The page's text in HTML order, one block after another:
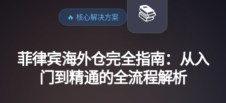
🔥 核心解决方案 📚
菲律宾海外仓完全指南：从入
门到精通的全流程解析